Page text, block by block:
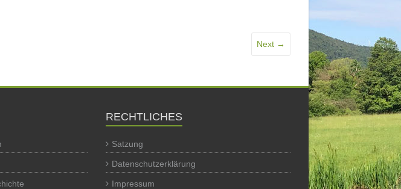
Next →
RECHTLICHES
Satzung
Datenschutzerklärung
Impressum